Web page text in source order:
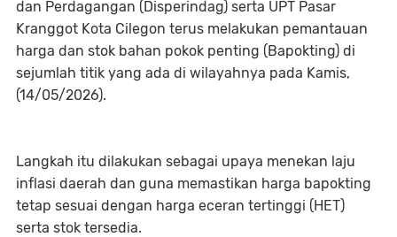
dan Perdagangan (Disperindag) serta UPT Pasar
Kranggot Kota Cilegon terus melakukan pemantauan
harga dan stok bahan pokok penting (Bapokting) di
sejumlah titik yang ada di wilayahnya pada Kamis,
(14/05/2026).
Langkah itu dilakukan sebagai upaya menekan laju
inflasi daerah dan guna memastikan harga bapokting
tetap sesuai dengan harga eceran tertinggi (HET)
serta stok tersedia.